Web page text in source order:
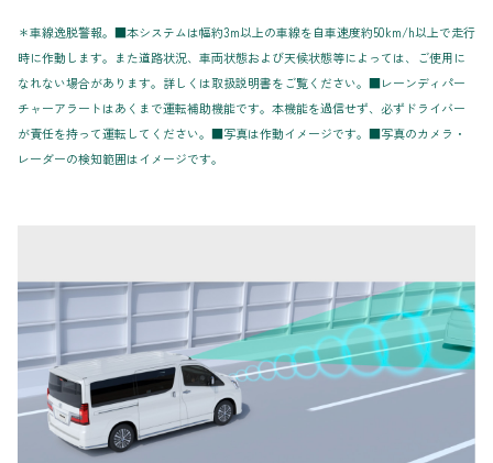
＊車線逸脱警報。■本システムは幅約3m以上の車線を自車速度約50km/h以上で走行
時に作動します。また道路状況、車両状態および天候状態等によっては、ご使用に
なれない場合があります。詳しくは取扱説明書をご覧ください。■レーンディパー
チャーアラートはあくまで運転補助機能です。本機能を過信せず、必ずドライバー
が責任を持って運転してください。■写真は作動イメージです。■写真のカメラ・
レーダーの検知範囲はイメージです。